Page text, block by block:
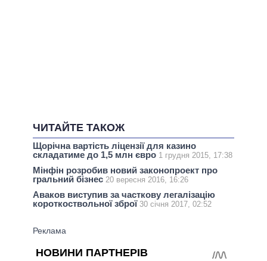
ЧИТАЙТЕ ТАКОЖ
Щорічна вартість ліцензії для казино
складатиме до 1,5 млн євро 1 грудня 2015, 17:38
Мінфін розробив новий законопроект про
гральний бізнес 20 вересня 2016, 16:26
Аваков виступив за часткову легалізацію
короткоствольної зброї 30 січня 2017, 02:52